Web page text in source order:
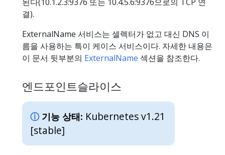
결).
ExternalName 서비스는 셀렉터가 없고 대신 DNS 이
름을 사용하는 특이 케이스 서비스이다. 자세한 내용은
이 문서 뒷부분의 ExternalName 섹션을 참조한다.
엔드포인트슬라이스
기능 상태: Kubernetes v1.21
[stable]